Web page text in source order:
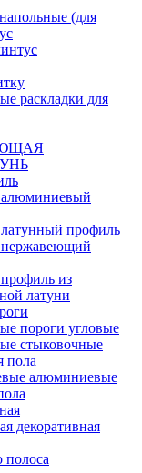
(для
раскладки для
профиль
из
латуни
пороги угловые
стыковочные
пола
алюминиевые
декоративная
полоса